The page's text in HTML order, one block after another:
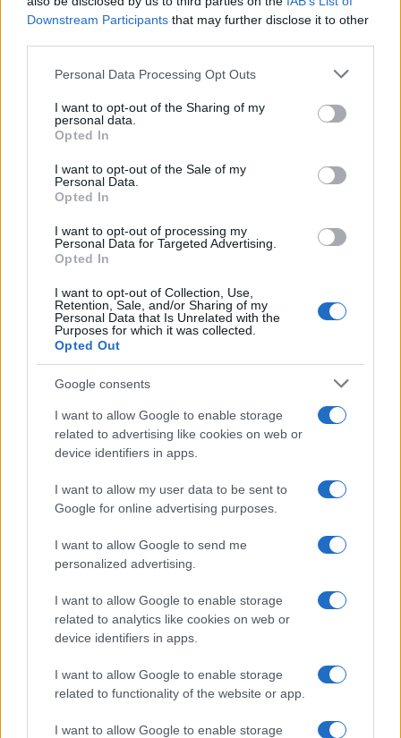
Downstream Participants that may further disclose it to other
Please note that this website/app uses one or more Google
not limited to your visit or usage behaviour. You may click to
grant or deny consent to Google and its third-party tags to
use your data for below specified purposes in below Google
consent section.
Personal Data Processing Opt Outs
I want to opt-out of the Sharing of my
personal data.
Opted In
I want to opt-out of the Sale of my
Personal Data.
Opted In
I want to opt-out of processing my
Personal Data for Targeted Advertising.
Opted In
I want to opt-out of Collection, Use,
Retention, Sale, and/or Sharing of my
Personal Data that Is Unrelated with the
Purposes for which it was collected.
Opted Out
Google consents
I want to allow Google to enable storage
related to advertising like cookies on web or
device identifiers in apps.
I want to allow my user data to be sent to
Google for online advertising purposes.
I want to allow Google to send me
personalized advertising.
I want to allow Google to enable storage
related to analytics like cookies on web or
device identifiers in apps.
I want to allow Google to enable storage
related to functionality of the website or app.
I want to allow Google to enable storage
Προηγούμενο άρθρο
Παράδεισος γεύσεων:
Τυρόπιτα Παριανή χωρίς
φύλλο από την Αργυρώ
και απλά υλικά
Επόμενο άρθρο
Φτιάξτε πεντανόστιμες
Ινδικές πικάντικες πατάτες
ΠΑΡΟΜΟΙΑ ΑΡΘΡΑ ΠΕΡΙΣΣΟΤΕΡΑ ΑΠΟ ΤΟΝ ΔΗΜΙΟΥΡΓΟ
Εύκολες ιδέες για αρχάριους:
εκλεκτικό στιλ με γήινες
αποχρώσεις στη διακόσμηση
Ταψί γλυκό με βανίλια και τραγανή
κρούστα
Ιδέες για διακόσμηση σπιτιού που
κάνουν τον χώρο πιο όμορφο και πιο
«δικό σας»